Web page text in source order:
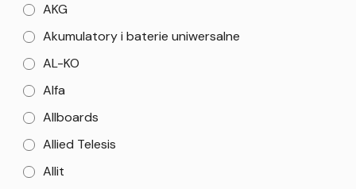
AKG
Akumulatory i baterie uniwersalne
AL-KO
Alfa
Allboards
Allied Telesis
Allit